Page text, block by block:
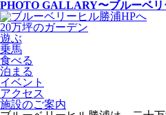
PHOTO GALLARY〜ブルーベ
20万坪のガーデン
遊ぶ
乗馬
食べる
泊まる
イベント
アクセス
施設のご案内